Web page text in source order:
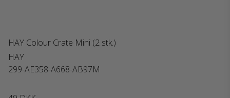
HAY Colour Crate Mini (2 stk.)
HAY
299-AE358-A668-AB97M